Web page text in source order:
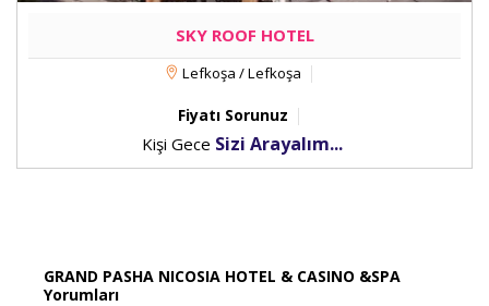
SKY ROOF HOTEL
Lefkoşa / Lefkoşa
Fiyatı Sorunuz
Kişi Gece Sizi Arayalım...
GRAND PASHA NICOSIA HOTEL & CASINO &SPA
Yorumları